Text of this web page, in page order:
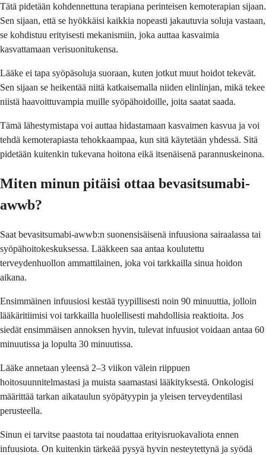
Tätä pidetään kohdennettuna terapiana perinteisen kemoterapian sijaan.
Sen sijaan, että se hyökkäisi kaikkia nopeasti jakautuvia soluja vastaan,
se kohdistuu erityisesti mekanismiin, joka auttaa kasvaimia
kasvattamaan verisuonitukensa.
Lääke ei tapa syöpäsoluja suoraan, kuten jotkut muut hoidot tekevät.
Sen sijaan se heikentää niitä katkaisemalla niiden elinlinjan, mikä tekee
niistä haavoittuvampia muille syöpähoidoille, joita saatat saada.
Tämä lähestymistapa voi auttaa hidastamaan kasvaimen kasvua ja voi
tehdä kemoterapiasta tehokkaampaa, kun sitä käytetään yhdessä. Sitä
pidetään kuitenkin tukevana hoitona eikä itsenäisenä parannuskeinona.
Miten minun pitäisi ottaa bevasitsumabi-
awwb?
Saat bevasitsumabi-awwb:n suonensisäisenä infuusiona sairaalassa tai
syöpähoitokeskuksessa. Lääkkeen saa antaa koulutettu
terveydenhuollon ammattilainen, joka voi tarkkailla sinua hoidon
aikana.
Ensimmäinen infuusiosi kestää tyypillisesti noin 90 minuuttia, jolloin
lääkäritiimisi voi tarkkailla huolellisesti mahdollisia reaktioita. Jos
siedät ensimmäisen annoksen hyvin, tulevat infuusiot voidaan antaa 60
minuutissa ja lopulta 30 minuutissa.
Lääke annetaan yleensä 2–3 viikon välein riippuen
hoitosuunnitelmastasi ja muista saamastasi lääkityksestä. Onkologisi
määrittää tarkan aikataulun syöpätyypin ja yleisen terveydentilasi
perusteella.
Sinun ei tarvitse paastota tai noudattaa erityisruokavaliota ennen
infuusiota. On kuitenkin tärkeää pysyä hyvin nesteytettynä ja syödä